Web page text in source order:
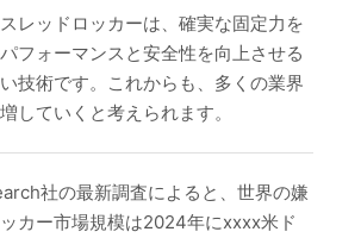
レッドロッカーは、確実な固定力を
フォーマンスと安全性を向上させる
技術です。これからも、多くの業界
していくと考えられます。
社の最新調査によると、世界の嫌
カー市場規模は2024年にxxxx米ド